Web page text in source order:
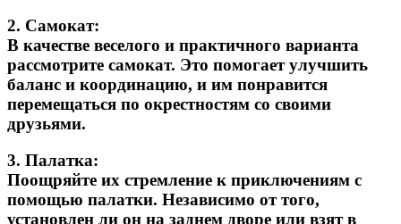
2. Самокат:
В качестве веселого и практичного варианта
рассмотрите самокат. Это помогает улучшить
баланс и координацию, и им понравится
перемещаться по окрестностям со своими
друзьями.
3. Палатка:
Поощряйте их стремление к приключениям с
помощью палатки. Независимо от того,
установлен ли он на заднем дворе или взят в